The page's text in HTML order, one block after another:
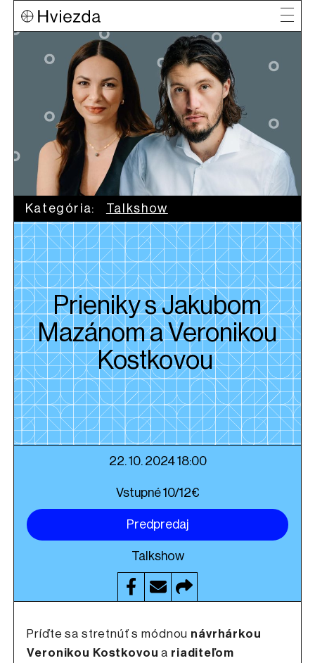
Kategória: Talkshow
Prieniky s Jakubom
Mazánom a Veronikou
Kostkovou
22. 10. 2024 18:00
Vstupné 10/12€
Predpredaj
Talkshow
Príďte sa stretnúť s módnou návrhárkou
Veronikou Kostkovoua riaditeľom